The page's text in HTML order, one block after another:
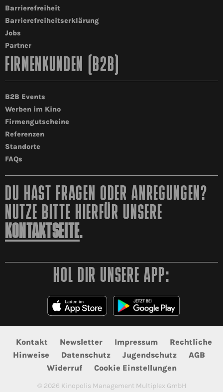
Barrierefreiheit
Barrierefreiheitserklärung
Jobs
Partner
FIRMENKUNDEN (B2B)
B2B Events
Werben im Kino
Firmengutscheine
Referenzen
Standorte
FAQs
DU HAST FRAGEN ODER ANREGUNGEN?
NUTZE BITTE HIERFÜR UNSERE
KONTAKTSEITE.
HOL DIR UNSERE APP:
Kontakt Newsletter Impressum
Rechtliche
Hinweise
Datenschutz Jugendschutz
AGB
Widerruf
Cookie Einstellungen
© 2026 Kinopolis Management Multiplex GmbH